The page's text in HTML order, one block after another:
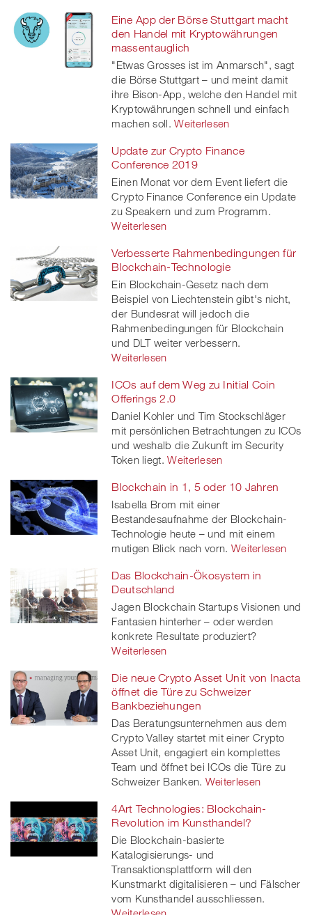
Eine App der Börse Stuttgart macht
den Handel mit Kryptowährungen
massentauglich
"Etwas Grosses ist im Anmarsch", sagt
die Börse Stuttgart – und meint damit
ihre Bison-App, welche den Handel mit
Kryptowährungen schnell und einfach
machen soll. Weiterlesen
Update zur Crypto Finance
Conference 2019
Einen Monat vor dem Event liefert die
Crypto Finance Conference ein Update
zu Speakern und zum Programm.
Weiterlesen
Verbesserte Rahmenbedingungen für
Blockchain-Technologie
Ein Blockchain-Gesetz nach dem
Beispiel von Liechtenstein gibt's nicht,
der Bundesrat will jedoch die
Rahmenbedingungen für Blockchain
und DLT weiter verbessern.
Weiterlesen
ICOs auf dem Weg zu Initial Coin
Offerings 2.0
Daniel Kohler und Tim Stockschläger
mit persönlichen Betrachtungen zu ICOs
und weshalb die Zukunft im Security
Token liegt. Weiterlesen
Blockchain in 1, 5 oder 10 Jahren
Isabella Brom mit einer
Bestandesaufnahme der Blockchain-
Technologie heute – und mit einem
mutigen Blick nach vorn. Weiterlesen
Das Blockchain-Ökosystem in
Deutschland
Jagen Blockchain Startups Visionen und
Fantasien hinterher – oder werden
konkrete Resultate produziert?
Weiterlesen
Die neue Crypto Asset Unit von Inacta
öffnet die Türe zu Schweizer
Bankbeziehungen
Das Beratungsunternehmen aus dem
Crypto Valley startet mit einer Crypto
Asset Unit, engagiert ein komplettes
Team und öffnet bei ICOs die Türe zu
Schweizer Banken. Weiterlesen
4Art Technologies: Blockchain-
Revolution im Kunsthandel?
Die Blockchain-basierte
Katalogisierungs- und
Transaktionsplattform will den
Kunstmarkt digitalisieren – und Fälscher
vom Kunsthandel ausschliessen.